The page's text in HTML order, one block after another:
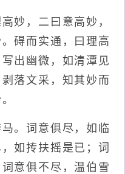
，二曰意高妙，
碍而实通，曰理高
出幽微，如清潭见
落文采，知其妙而
。词意俱尽，如临
如抟扶摇是已；词
意俱不尽，温伯雪